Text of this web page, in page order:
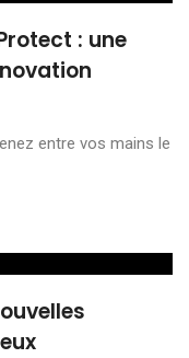
: une
entre vos mains le